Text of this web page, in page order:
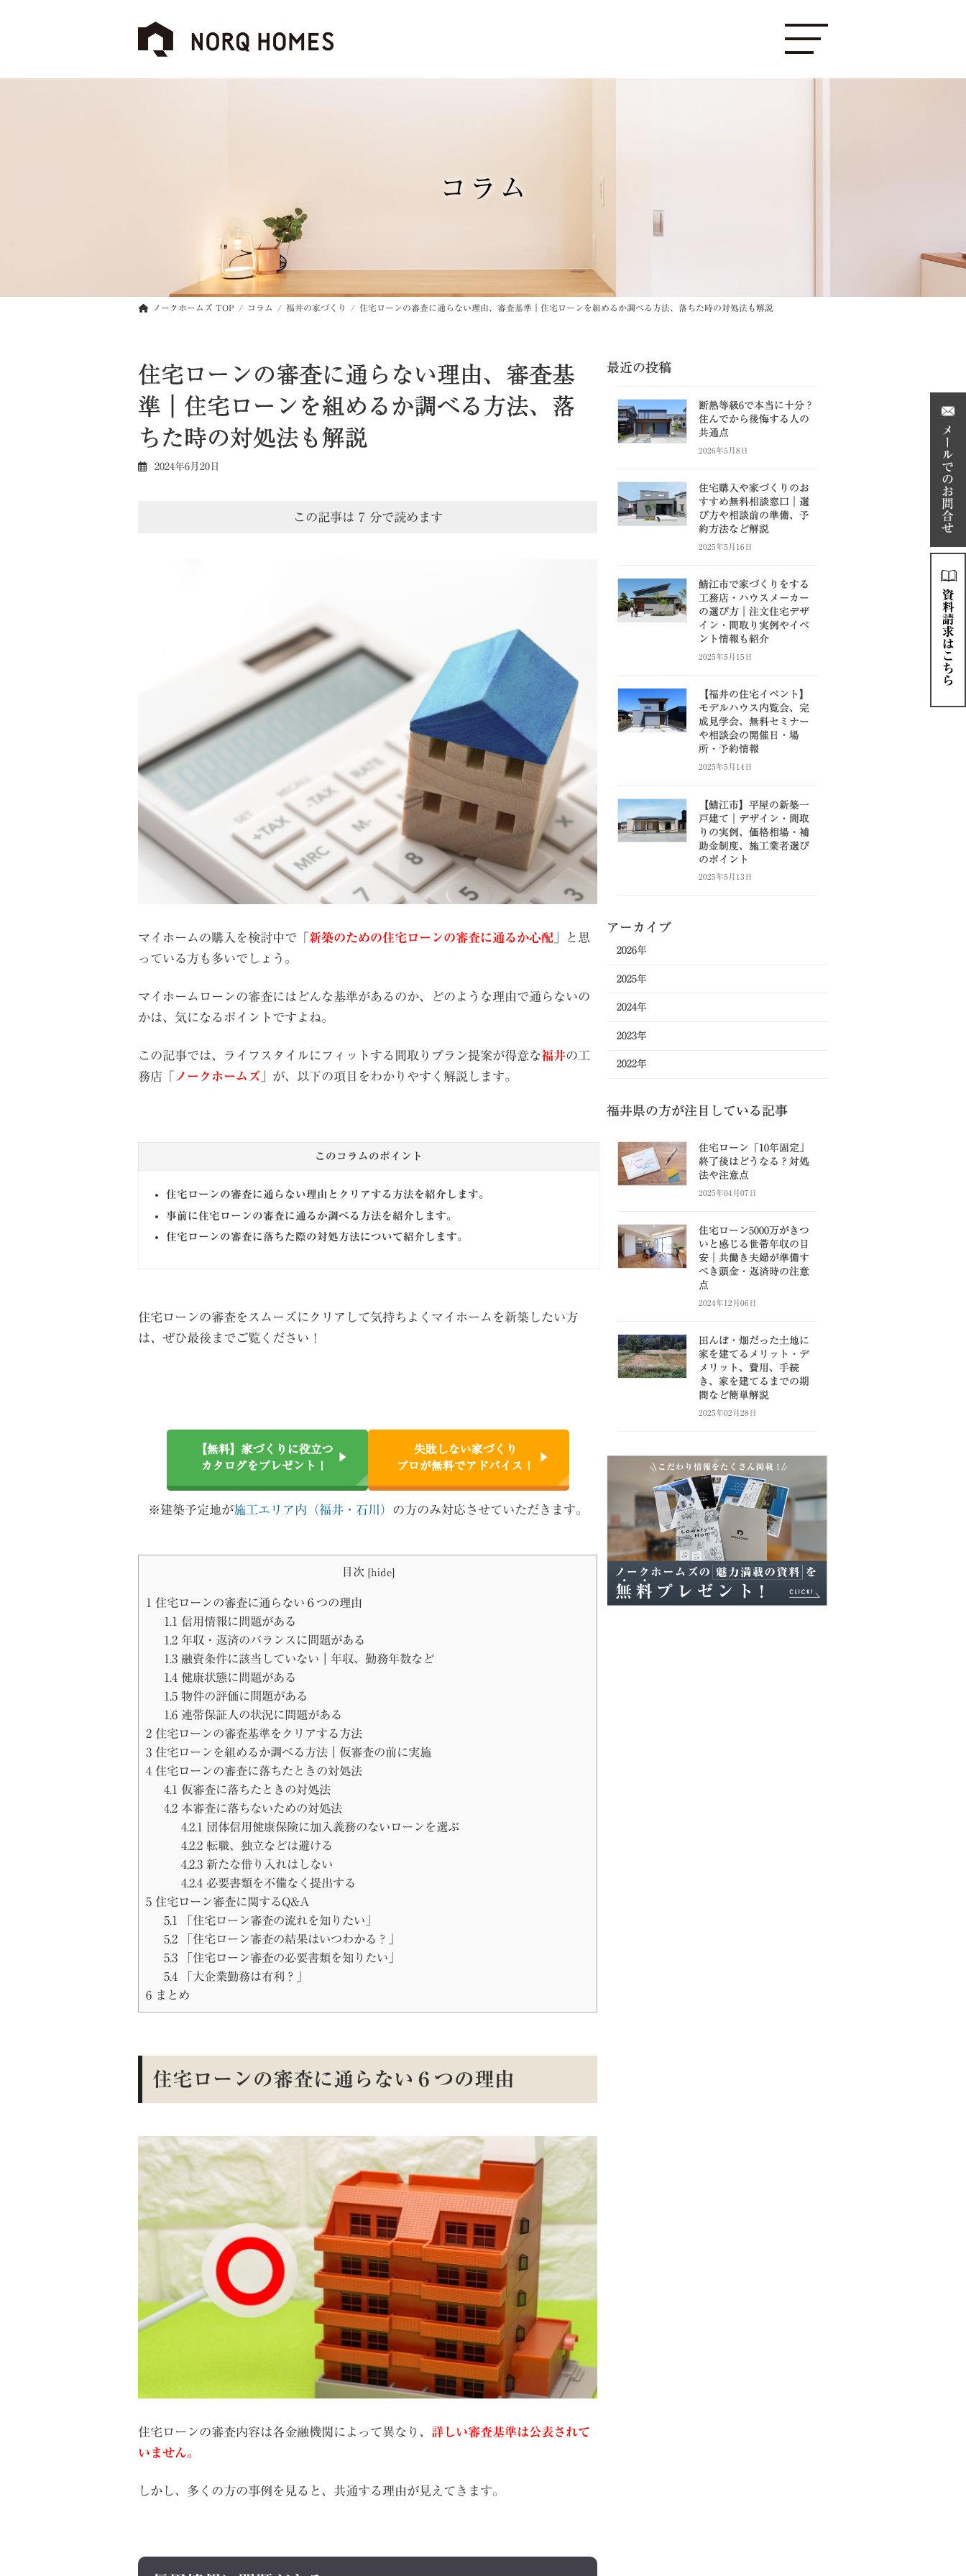
コラム
ノークホームズ TOP コラム 福井の家づくり 住宅ローンの審査に通らない理由、審査基準｜住宅ローンを組めるか調べる方法、落ちた時の対処法も解説
住宅ローンの審査に通らない理由、審査基
準｜住宅ローンを組めるか調べる方法、落
ちた時の対処法も解説
2024年6月20日
この記事は 7 分で読めます
マイホームの購入を検討中で「 新築のための住宅ローンの審査に通るか心配 」と思
っている方も多いでしょう。
マイホームローンの審査にはどんな基準があるのか、どのような理由で通らないの
かは、気になるポイントですよね。
この記事では、ライフスタイルにフィットする間取りプラン提案が得意な福井の工
務店「
ノークホームズ 」が、以下の項目をわかりやすく解説します。
このコラムのポイント
住宅ローンの審査に通らない理由とクリアする方法を紹介します。
事前に住宅ローンの審査に通るか調べる方法を紹介します。
住宅ローンの審査に落ちた際の対処方法について紹介します。
住宅ローンの審査をスムーズにクリアして気持ちよくマイホームを新築したい方
は、ぜひ最後までご覧ください！
【無料】家づくりに役立つ
カタログをプレゼント！
失敗しない家づくり
プロが無料でアドバイス！
※建築予定地が施工エリア内（福井・石川） の方のみ対応させていただきます。
目次 [hide]
1
住宅ローンの審査に通らない６つの理由
1.1 信用情報に問題がある
1.2年収・返済のバランスに問題がある
1.3融資条件に該当していない｜年収、勤務年数など
1.4健康状態に問題がある
1.5物件の評価に問題がある
1.6連帯保証人の状況に問題がある
2 住宅ローンの審査基準をクリアする方法
3 住宅ローンを組めるか調べる方法｜仮審査の前に実施
4 住宅ローンの審査に落ちたときの対処法
4.1 仮審査に落ちたときの対処法
4.2本審査に落ちないための対処法
4.2.1
団体信用健康保険に加入義務のないローンを選ぶ
4.2.2 転職、独立などは避ける
4.2.3 新たな借り入れはしない
4.2.4 必要書類を不備なく提出する
5 住宅ローン審査に関するQ&A
5.1
「住宅ローン審査の流れを知りたい」
5.2「住宅ローン審査の結果はいつわかる？」
5.3「住宅ローン審査の必要書類を知りたい」
5.4「大企業勤務は有利？」
6 まとめ
住宅ローンの審査に通らない６つの理由
住宅ローンの審査内容は各金融機関によって異なり、 詳しい審査基準は公表されて
いません。
しかし、多くの方の事例を見ると、共通する理由が見えてきます。
最近の投稿
断熱等級6で本当に十分？
住んでから後悔する人の
共通点
2026年5月8日
住宅購入や家づくりのお
すすめ無料相談窓口｜選
び方や相談前の準備、予
約方法など解説
2025年5月16日
鯖江市で家づくりをする
工務店・ハウスメーカー
の選び方｜注文住宅デザ
イン・間取り実例やイベ
ント情報も紹介
2025年5月15日
【福井の住宅イベント】
モデルハウス内覧会、完
成見学会、無料セミナー
や相談会の開催日・場
所・予約情報
2025年5月14日
【鯖江市】平屋の新築一
戸建て｜デザイン・間取
りの実例、価格相場・補
助金制度、施工業者選び
のポイント
2025年5月13日
アーカイブ
2026年
2025年
2024年
2023年
2022年
福井県の方が注目している記事
住宅ローン「10年固定」
終了後はどうなる？対処
法や注意点
2025年04月07日
住宅ローン5000万がきつ
いと感じる世帯年収の目
安｜共働き夫婦が準備す
べき頭金・返済時の注意
点
2024年12月06日
田んぼ・畑だった土地に
家を建てるメリット・デ
メリット、費用、手続
き、家を建てるまでの期
間など簡単解説
2025年02月28日